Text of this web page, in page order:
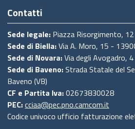
Contatti
Sede legale: Piazza Risorgimento,
Sede di Biella:Via A. Moro, 15 -
Sede di Novara:Via degli Avogadro,
Sede di Baveno:Strada Statale del
Baveno (VB)
CF e Partita Iva:02673830028
PEC:cciaa@pec.pno.camcom.it
Codice univoco ufficio fatturazione